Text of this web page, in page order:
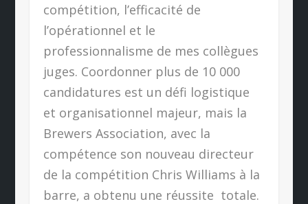
compétition, l’efficacité de
l’opérationnel et le
professionnalisme de mes collègues
juges. Coordonner plus de 10 000
candidatures est un défi logistique
et organisationnel majeur, mais la
Brewers Association, avec la
compétence son nouveau directeur
de la compétition Chris Williams à la
barre, a obtenu une réussite totale.